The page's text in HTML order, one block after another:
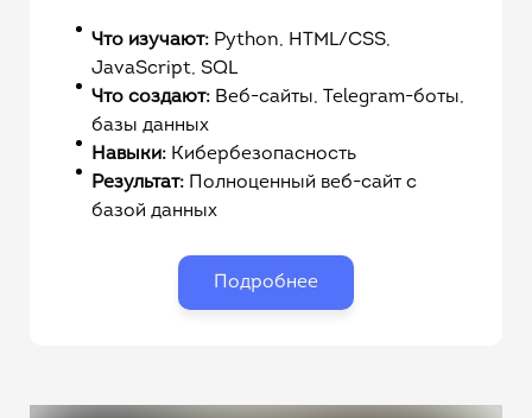
Что изучают: Python, HTML/CSS,
JavaScript, SQL
Что создают: Веб-сайты, Telegram-боты,
базы данных
Навыки: Кибербезопасность
Результат: Полноценный веб-сайт с
базой данных
Подробнее